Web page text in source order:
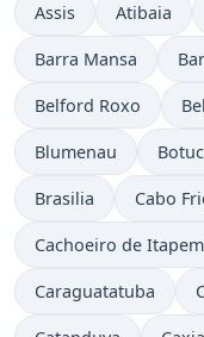
Assis Atibaia
Barra Mansa
Belford Roxo
Blumenau
Brasilia Cabo
Cachoeiro de
Caraguatatuba